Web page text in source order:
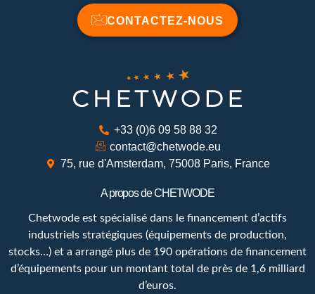
CONTACTEZ-NOUS
+33 (0)6 09 58 88 32
contact@chetwode.eu
75, rue d'Amsterdam, 75008 Paris, France
A propos de CHETWODE
Chetwode est spécialisé dans le financement d’actifs
industriels stratégiques (équipements de production,
stocks…) et a arrangé plus de 190 opérations de financement
d’équipements pour un montant total de près de 1,6 milliard
d’euros.